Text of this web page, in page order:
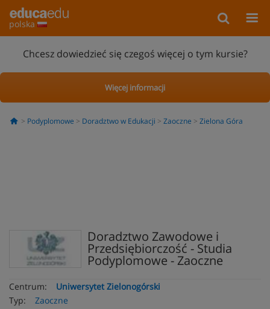
polska
Chcesz dowiedzieć się czegoś więcej o tym kursie?
Więcej informacji
Podyplomowe Doradztwo w Edukacji Zaoczne Zielona Góra
Doradztwo Zawodowe i
Przedsiębiorczość - Studia
Podyplomowe - Zaoczne
Centrum:
Uniwersytet Zielonogórski
Typ:
Zaoczne